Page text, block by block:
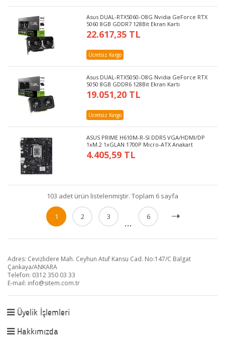
Asus DUAL-RTX5060-O8G Nvidia GeForce RTX
5060 8GB GDDR7 128Bit Ekran Kartı
22.617,35 TL
Ücretsiz Kargo
Asus DUAL-RTX5050-O8G Nvidia GeForce RTX
5050 8GB GDDR6 128Bit Ekran Kartı
19.051,20 TL
Ücretsiz Kargo
ASUS PRIME H610M-R-SI DDR5 VGA/HDMI/DP
1xM.2 1xGLAN 1700P Micro-ATX Anakart
4.405,59 TL
103 adet ürün listelenmiştir. Toplam 6 sayfa
1 2 3 ... 6
Adres: Cevizlidere Mah. Ceyhun Atuf Kansu Cad. No:147/C Balgat
Çankaya/ANKARA
Telefon: 0312 350 03 33
E-mail: info@sitem.com.tr
Üyelik İşlemleri
Hakkımızda